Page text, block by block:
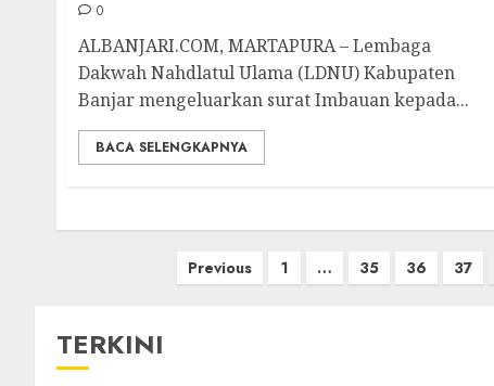
0
ALBANJARI.COM, MARTAPURA – Lembaga
Dakwah Nahdlatul Ulama (LDNU) Kabupaten
Banjar mengeluarkan surat Imbauan kepada...
BACA SELENGKAPNYA
Previous 1 … 35 36 37
TERKINI